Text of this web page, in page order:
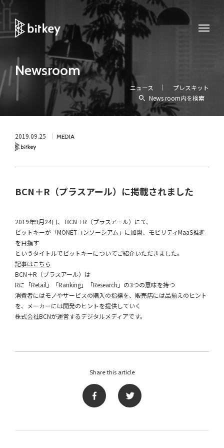
Newsroom
ニュース
プレスキット
News room内を検索
2019.09.25 MEDIA
BCN＋R（プラスアール）に掲載されました
2019年9月24日、 BCN＋R（プラスアール）にて、
ビットキーが「MONETコンソーシアム」に加盟、モビリティMaaS推進
を目指す
というタイトルでビットキーについてご紹介いただきました。
記事はこちら
BCN＋R（プラスアール）は
Rに「Retail」「Ranking」「Research」の3つの意味を持つ
消費者にはモノやサービスの購入の指標を、販売店には品揃えのヒント
を、メーカーには開発のヒントを提供していく
株式会社BCNが運営するデジタルメディアです。
Share this article